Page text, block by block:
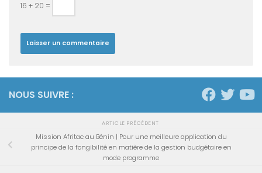
16 + 20 =
NOUS SUIVRE :
ARTICLE PRÉCÉDENT
Mission Afritac au Bénin | Pour une meilleure application du
principe de la fongibilité en matière de la gestion budgétaire en
mode programme